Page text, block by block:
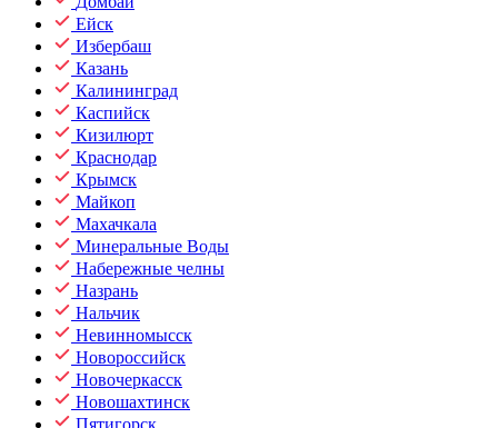
Ейск
Избербаш
Казань
Калининград
Каспийск
Кизилюрт
Краснодар
Крымск
Майкоп
Махачкала
Минеральные Воды
Набережные челны
Назрань
Нальчик
Невинномысск
Новороссийск
Новочеркасск
Новошахтинск
Пятигорск